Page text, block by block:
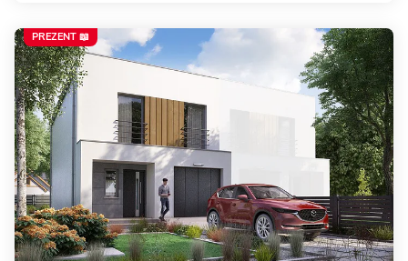
PREZENT 📖